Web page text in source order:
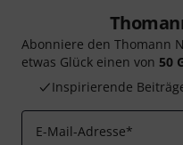
Abonniere den Thomann
etwas Glück einen von 50
Inspirierende
E-Mail-Adresse*